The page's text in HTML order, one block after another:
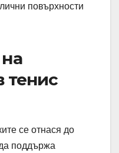
повърхности
тенис
се отнася до
поддържа